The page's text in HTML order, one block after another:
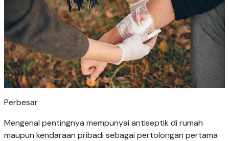
Perbesar
Mengenal pentingnya mempunyai antiseptik di rumah
maupun kendaraan pribadi sebagai pertolongan pertama